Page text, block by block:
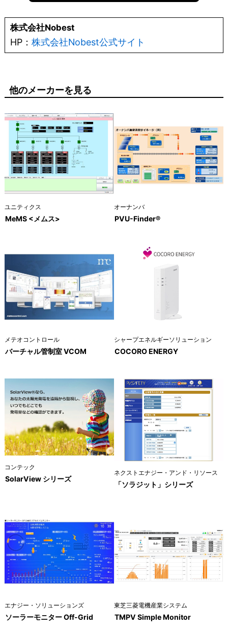
株式会社Nobest
HP： 株式会社Nobest公式サイト
他のメーカーを見る
ユニティクス
MeMS <メムス>
オーナンバ
PVU-Finder®
メテオコントロール
バーチャル管制室 VCOM
シャープエネルギーソリューション
COCORO ENERGY
コンテック
SolarView シリーズ
ネクストエナジー・アンド・リソース
「ソラジット」シリーズ
エナジー・ソリューションズ
ソーラーモニター Off-Grid
東芝三菱電機産業システム
TMPV Simple Monitor